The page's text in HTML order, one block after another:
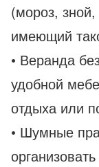
(мороз,
имеющий
• Веранда
удобной
отдыха или
• Шумные